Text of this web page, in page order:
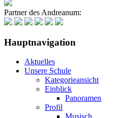
Partner des Andreanum:
Hauptnavigation
Aktuelles
Unsere Schule
Kategorieansicht
Einblick
Panoramen
Profil